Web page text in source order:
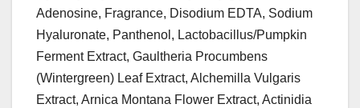
Adenosine, Fragrance, Disodium EDTA, Sodium
Hyaluronate, Panthenol, Lactobacillus/Pumpkin
Ferment Extract, Gaultheria Procumbens
(Wintergreen) Leaf Extract, Alchemilla Vulgaris
Extract, Arnica Montana Flower Extract, Actinidia